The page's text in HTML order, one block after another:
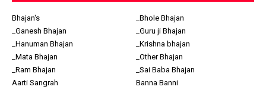
Bhajan's
_Bhole Bhajan
_Ganesh Bhajan
_Guru ji Bhajan
_Hanuman Bhajan
_Krishna bhajan
_Mata Bhajan
_Other Bhajan
_Ram Bhajan
_Sai Baba Bhajan
Aarti Sangrah
Banna Banni